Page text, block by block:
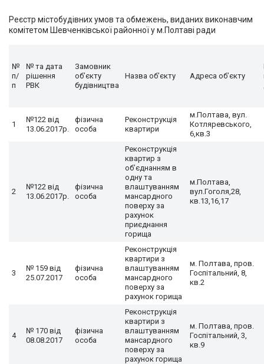
Реєстр містобудівних умов та обмежень, виданих виконавчим
комітетом Шевченківської районної у м.Полтаві ради
№
п/
п
№ та дата
рішення
РВК
Замовник
об’єкту
будівництва
Назва об’єкту Адреса об’єкту
1
№122 від
13.06.2017р.
фізична
особа
Реконструкція
квартири
м.Полтава, вул.
Котляревського,
6,кв.3
2
№122 від
13.06.2017р.
фізична
особа
Реконструкція
квартир з
об’єднанням в
одну та
влаштуванням
мансардного
поверху за
рахунок
приєднання
горища
м.Полтава,
вул.Гоголя,28,
кв.13,16,17
3
№ 159 від
25.07.2017
фізична
особа
Реконструкція
квартири з
влаштуванням
мансардного
поверху за
рахунок горища
м. Полтава, пров.
Госпітальний, 8,
кв.2
4
№ 170 від
08.08.2017
фізична
особа
Реконструкція
квартири з
влаштуванням
мансардного
поверху за
рахунок горища
м. Полтава, пров.
Госпітальний, 3,
кв.9